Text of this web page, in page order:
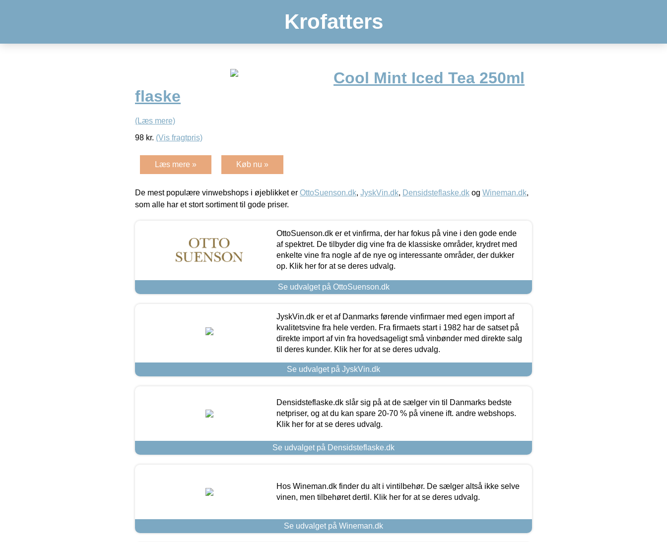
Krofatters
Cool Mint Iced Tea 250ml
flaske
(Læs mere)
98 kr. (Vis fragtpris)
Læs mere » Køb nu »
De mest populære vinwebshops i øjeblikket er OttoSuenson.dk, JyskVin.dk, Densidsteflaske.dk og Wineman.dk,
som alle har et stort sortiment til gode priser.
OttoSuenson.dk er et vinfirma, der har fokus på vine i den gode ende
af spektret. De tilbyder dig vine fra de klassiske områder, krydret med
enkelte vine fra nogle af de nye og interessante områder, der dukker
op. Klik her for at se deres udvalg.
Se udvalget på OttoSuenson.dk
JyskVin.dk er et af Danmarks førende vinfirmaer med egen import af
kvalitetsvine fra hele verden. Fra firmaets start i 1982 har de satset på
direkte import af vin fra hovedsageligt små vinbønder med direkte salg
til deres kunder. Klik her for at se deres udvalg.
Se udvalget på JyskVin.dk
Densidsteflaske.dk slår sig på at de sælger vin til Danmarks bedste
netpriser, og at du kan spare 20-70 % på vinene ift. andre webshops.
Klik her for at se deres udvalg.
Se udvalget på Densidsteflaske.dk
Hos Wineman.dk finder du alt i vintilbehør. De sælger altså ikke selve
vinen, men tilbehøret dertil. Klik her for at se deres udvalg.
Se udvalget på Wineman.dk